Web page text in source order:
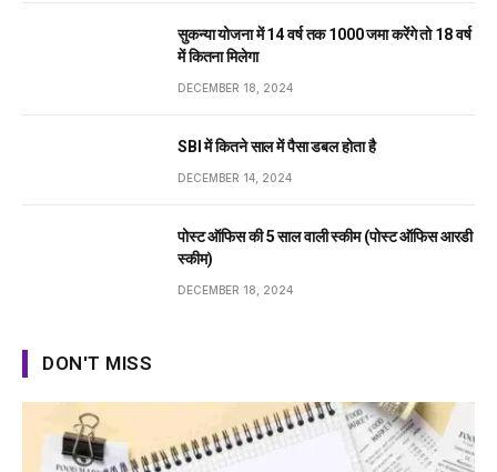
सुकन्या योजना में 14 वर्ष तक ₹1000 जमा करेंगे तो 18 वर्ष
में कितना मिलेगा
DECEMBER 18, 2024
SBI में कितने साल में पैसा डबल होता है
DECEMBER 14, 2024
पोस्ट ऑफिस की 5 साल वाली स्कीम (पोस्ट ऑफिस आरडी
स्कीम)
DECEMBER 18, 2024
DON'T MISS